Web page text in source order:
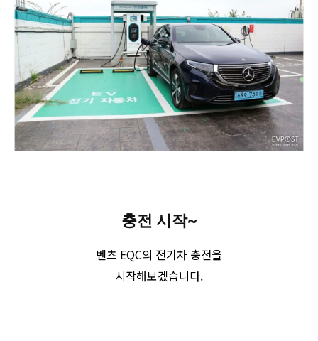
충전 시작~
벤츠 EQC의 전기차 충전을
시작해보겠습니다.